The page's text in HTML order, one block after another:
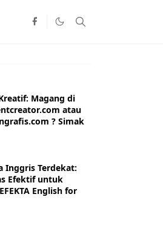
Magang di
atau
? Simak
Inggris Terdekat:
Efektif untuk
English for